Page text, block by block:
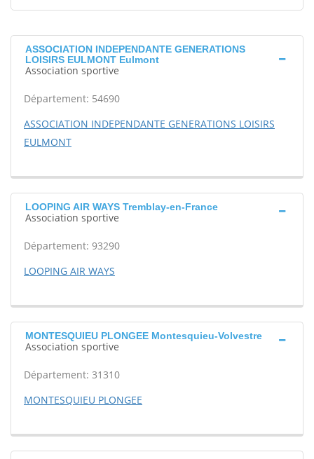
ASSOCIATION INDEPENDANTE GENERATIONS
LOISIRS EULMONT Eulmont
Association sportive
Département: 54690
ASSOCIATION INDEPENDANTE GENERATIONS LOISIRS
EULMONT
LOOPING AIR WAYS Tremblay-en-France
Association sportive
Département: 93290
LOOPING AIR WAYS
MONTESQUIEU PLONGEE Montesquieu-Volvestre
Association sportive
Département: 31310
MONTESQUIEU PLONGEE